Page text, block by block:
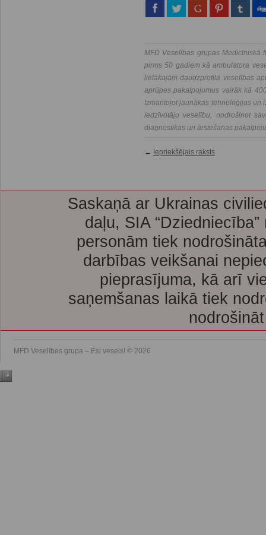
MFD Veselības grupas Medicīniskā
pirms 50 gadiem kā ambulatora
lielākajām daudzprofila veselības
aprūpes pakalpojumus vairāk kā
Izmantojot jaunākās tehnoloģijas un
iedzīvotāju veselību, nodrošinot
diagnostikas un ārstēšanas
← Iepriekšējais raksts
Saskaņā ar Ukrainas
daļu, SIA
personām tiek
darbības veikšanai
pieprasījuma, kā arī
saņemšanas laikā tiek
MFD Veselības grupa – Esi vesels! © 2026